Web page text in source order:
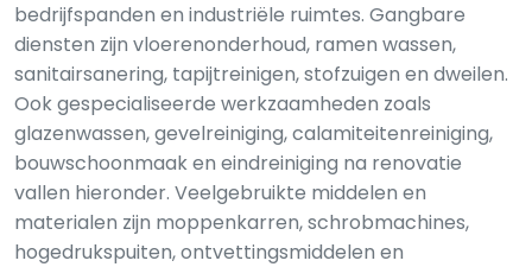
bedrijfspanden en industriële ruimtes. Gangbare
diensten zijn vloerenonderhoud, ramen wassen,
sanitairsanering, tapijtreinigen, stofzuigen en dweilen.
Ook gespecialiseerde werkzaamheden zoals
glazenwassen, gevelreiniging, calamiteitenreiniging,
bouwschoonmaak en eindreiniging na renovatie
vallen hieronder. Veelgebruikte middelen en
materialen zijn moppenkarren, schrobmachines,
hogedrukspuiten, ontvettingsmiddelen en